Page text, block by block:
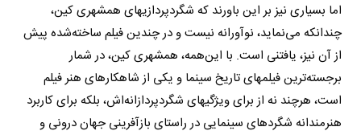
اما بسیاری نیز بر این باورند که شگردپردازیهای همشهری کین،
چندانکه می‌نماید، نوآورانه نیست و در چندین فیلم ساخته‌شده پیش
از آن نیز، یافتنی است. با این‌همه، همشهری کین، در شمار
برجسته‌ترین فیلمهای تاریخ سینما و یکی از شاهکارهای هنر فیلم
است، هرچند نه از برای ویژگیهای شگردپردازانه‌اش، بلکه برای کاربرد
هنرمندانه شگردهای سینمایی در راستای بازآفرینی جهان درونی و